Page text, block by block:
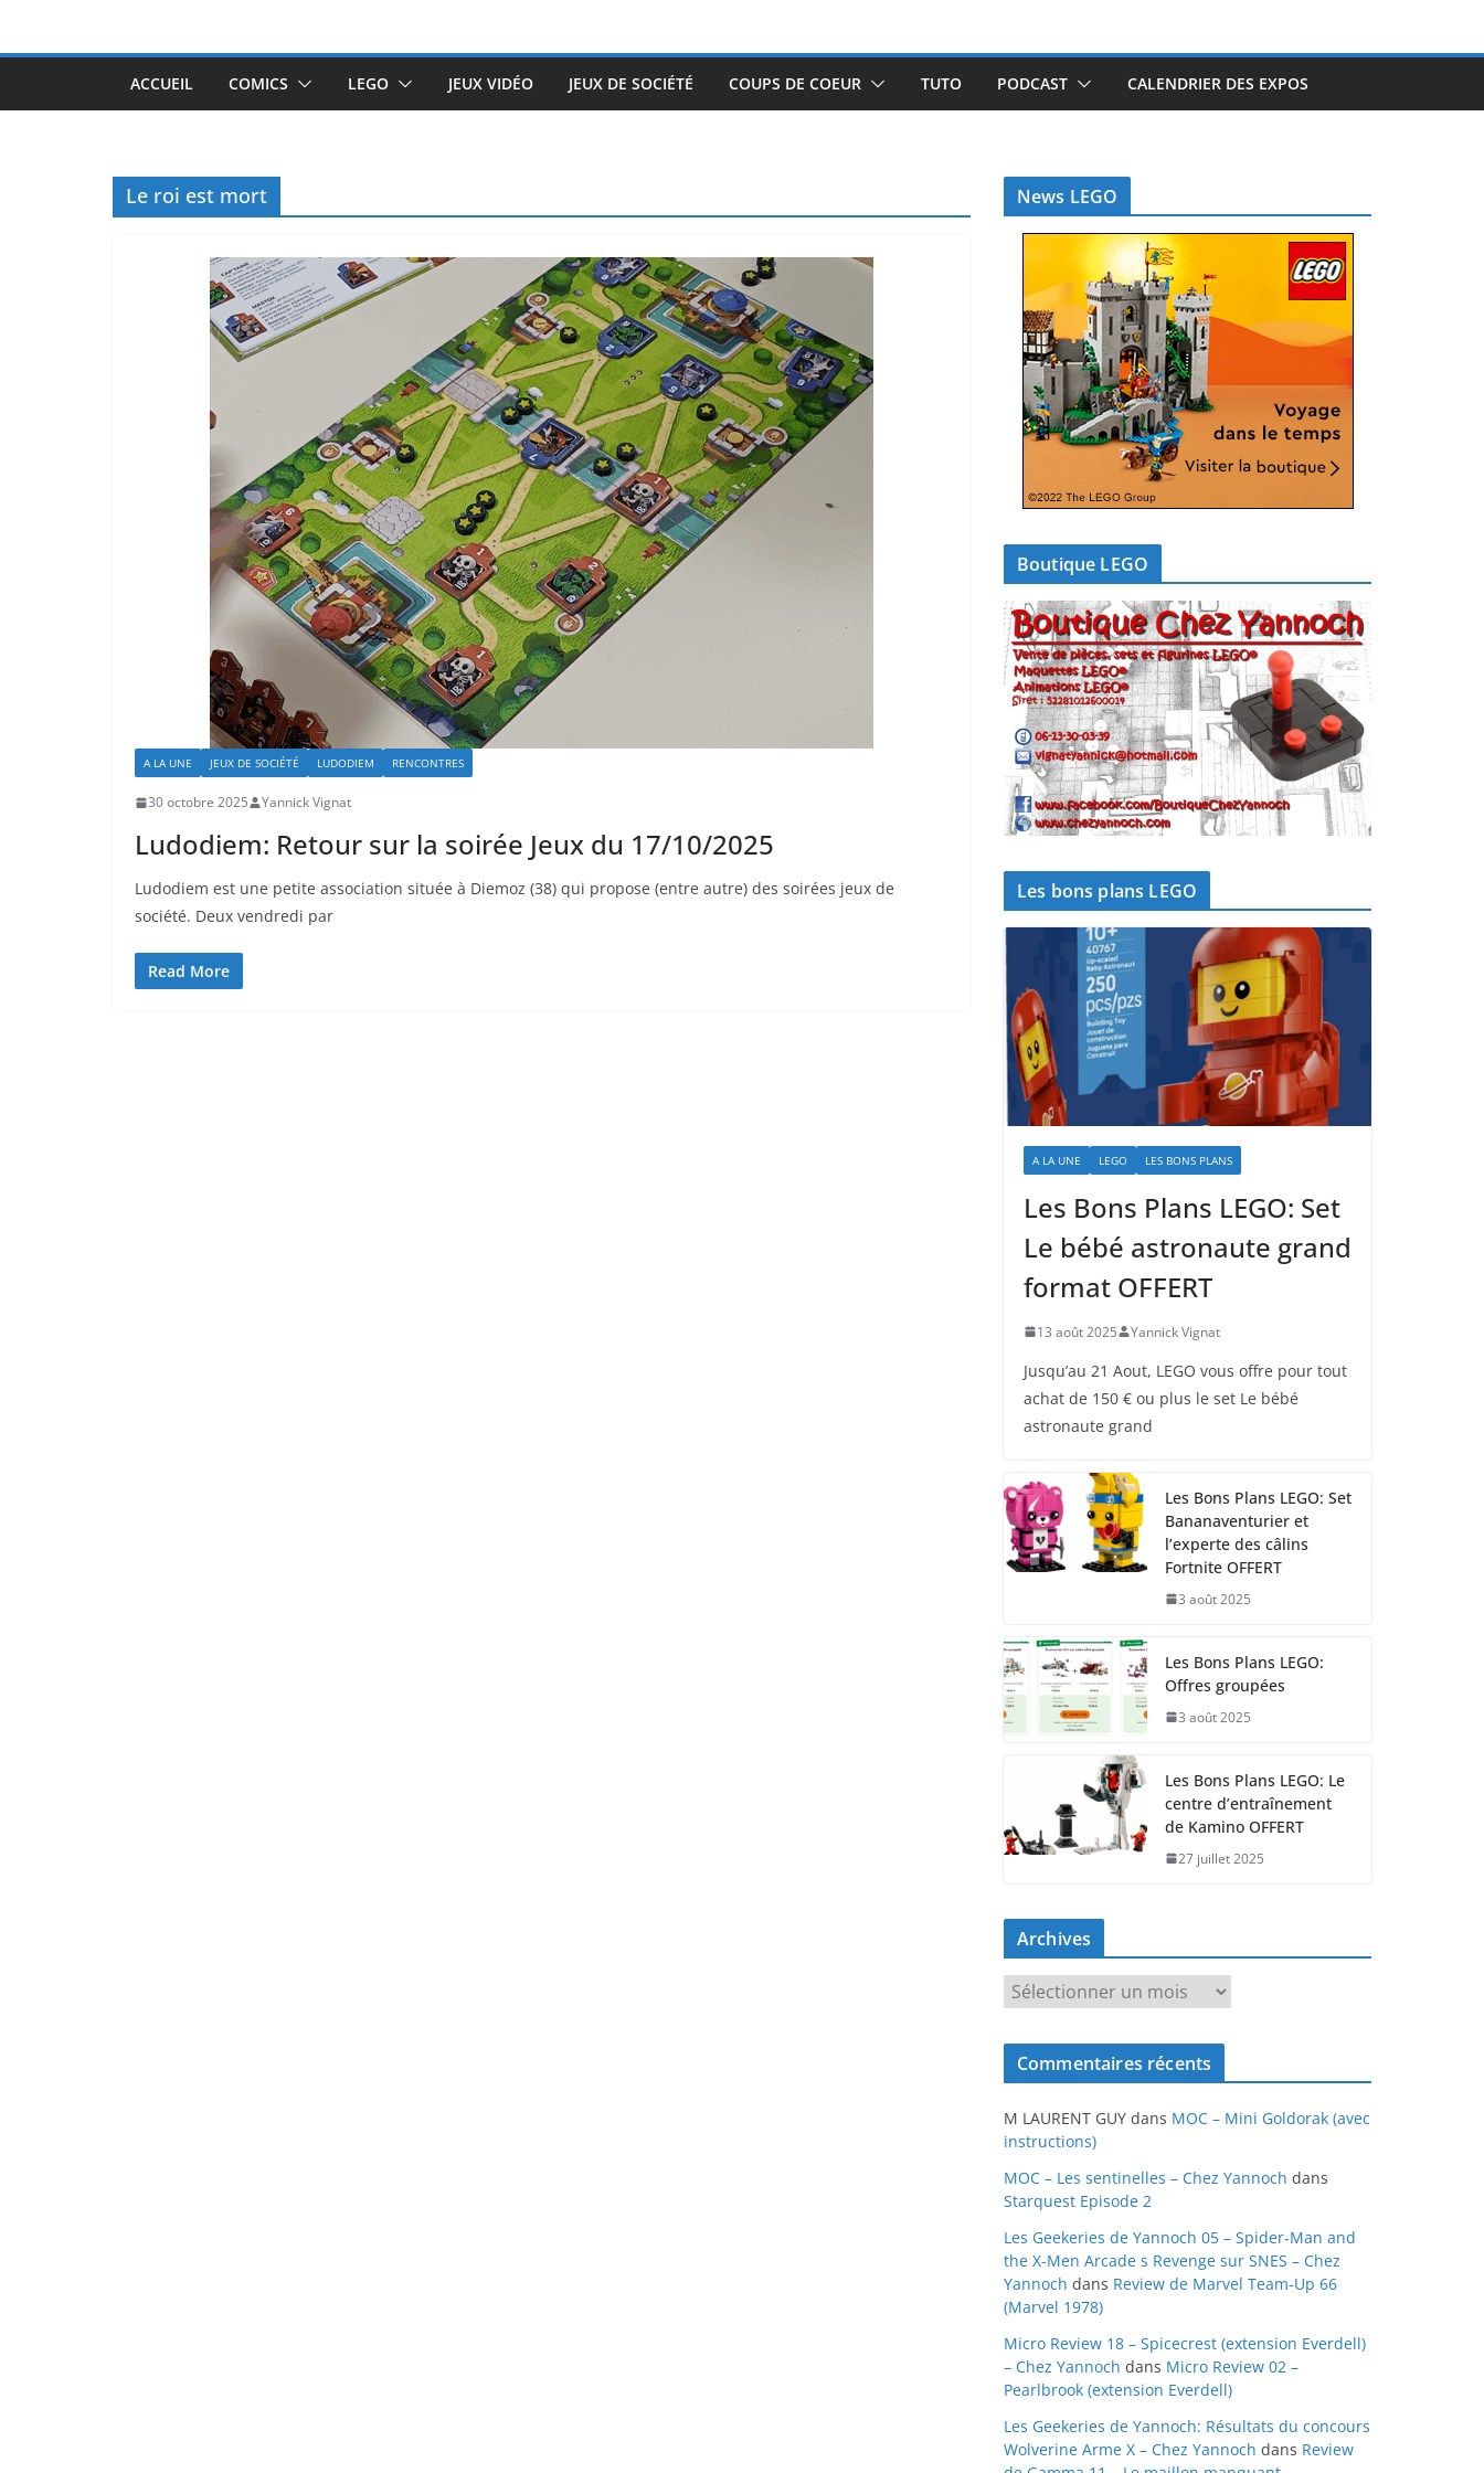
ACCUEIL COMICS LEGO JEUX VIDÉO JEUX DE SOCIÉTÉ COUPS DE COEUR TUTO PODCAST CALENDRIER DES EXPOS
Le roi est mort
A LA UNE JEUX DE SOCIÉTÉ LUDODIEM RENCONTRES
30 octobre 2025 Yannick Vignat
Ludodiem: Retour sur la soirée Jeux du 17/10/2025
Ludodiem est une petite association située à Diemoz (38) qui propose (entre autre) des soirées jeux de
société. Deux vendredi par
Read More
News LEGO
Boutique LEGO
Les bons plans LEGO
A LA UNE LEGO LES BONS PLANS
Les Bons Plans LEGO: Set
Le bébé astronaute grand
format OFFERT
13 août 2025 Yannick Vignat
Jusqu’au 21 Aout, LEGO vous offre pour tout
achat de 150 € ou plus le set Le bébé
astronaute grand
Les Bons Plans LEGO: Set
Bananaventurier et
l’experte des câlins
Fortnite OFFERT
3 août 2025
Les Bons Plans LEGO:
Offres groupées
3 août 2025
Les Bons Plans LEGO: Le
centre d’entraînement
de Kamino OFFERT
27 juillet 2025
Archives
r
c
v
e
s
Commentaires récents
M LAURENT GUY dans MOC – Mini Goldorak (avec
instructions)
MOC – Les sentinelles – Chez Yannoch dans
Starquest Episode 2
Les Geekeries de Yannoch 05 – Spider-Man and
the X-Men Arcade s Revenge sur SNES – Chez
Yannoch dans Review de Marvel Team-Up 66
(Marvel 1978)
Micro Review 18 – Spicecrest (extension Everdell)
– Chez Yannoch dans Micro Review 02 –
Pearlbrook (extension Everdell)
Les Geekeries de Yannoch: Résultats du concours
Wolverine Arme X – Chez Yannoch dans Review